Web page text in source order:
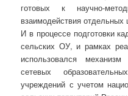
готовых к научно-
взаимодействия отдельных
И в процессе подготовки
сельских ОУ, и рамках
использовался
сетевых
учреждений с учетом